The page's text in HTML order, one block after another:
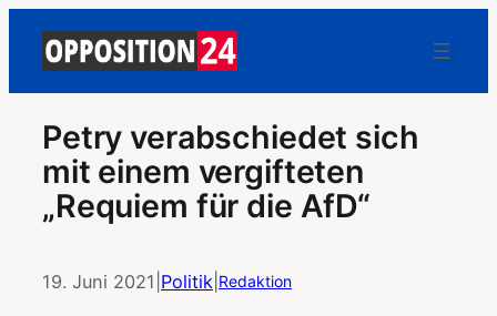
Petry verabschiedet sich
mit einem vergifteten
„Requiem für die AfD“
19. Juni 2021 Politik Redaktion